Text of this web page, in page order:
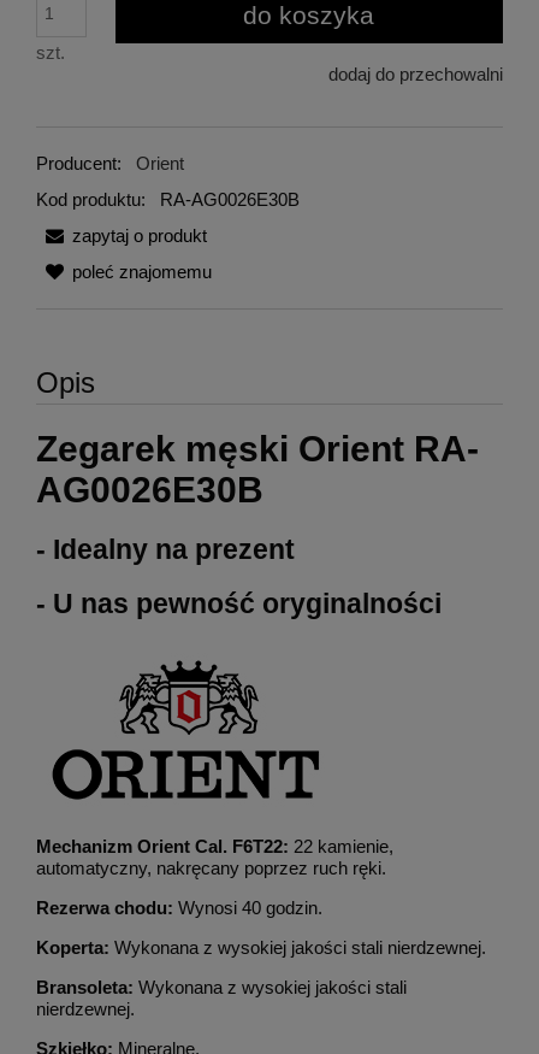
szt.
do koszyka
dodaj do przechowalni
Producent:
Orient
Kod produktu:
RA-AG0026E30B
zapytaj o produkt
poleć znajomemu
Opis
Zegarek męski Orient RA-
AG0026E30B
- Idealny na prezent
- U nas pewność oryginalności
Mechanizm Orient Cal. F6T22: 22 kamienie,
automatyczny, nakręcany poprzez ruch ręki.
Rezerwa chodu: Wynosi 40 godzin.
Koperta: Wykonana z wysokiej jakości stali nierdzewnej.
Bransoleta: Wykonana z wysokiej jakości stali
nierdzewnej.
Szkiełko: Mineralne.